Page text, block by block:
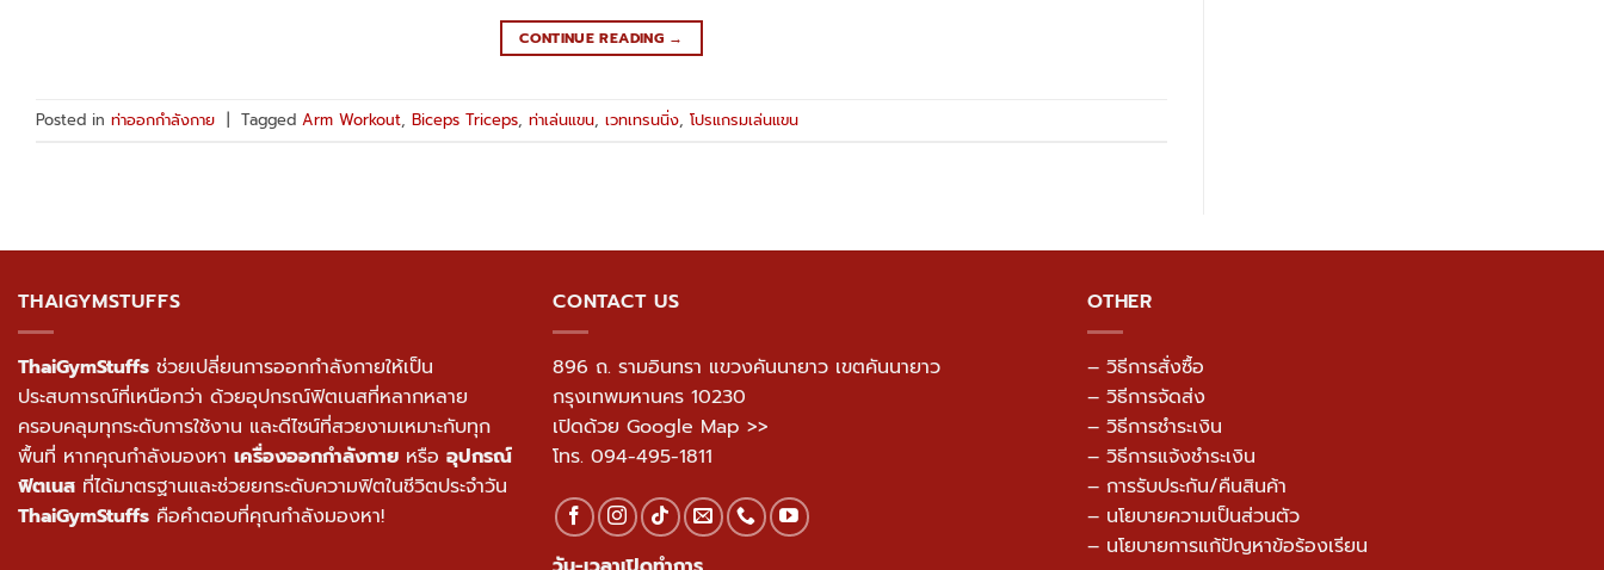
CONTINUE READING →
Posted in ท่าออกกำลังกาย | Tagged Arm Workout, Biceps Triceps, ท่าเล่นแขน, เวทเทรนนิ่ง, โปรแกรมเล่นแขน
THAIGYMSTUFFS
ThaiGymStuffs ช่วยเปลี่ยนการออกกำลังกายให้เป็น
ประสบการณ์ที่เหนือกว่า ด้วยอุปกรณ์ฟิตเนสที่หลากหลาย
ครอบคลุมทุกระดับการใช้งาน และดีไซน์ที่สวยงามเหมาะกับทุก
พื้นที่ หากคุณกำลังมองหา เครื่องออกกำลังกาย หรือ อุปกรณ์
ฟิตเนส ที่ได้มาตรฐานและช่วยยกระดับความฟิตในชีวิตประจำวัน
ThaiGymStuffs คือคำตอบที่คุณกำลังมองหา!
CONTACT US
896 ถ. รามอินทรา แขวงคันนายาว เขตคันนายาว
กรุงเทพมหานคร 10230
เปิดด้วย Google Map >>
โทร. 094-495-1811
OTHER
– วิธีการสั่งซื้อ
– วิธีการจัดส่ง
– วิธีการชำระเงิน
– วิธีการแจ้งชำระเงิน
– การรับประกัน/คืนสินค้า
– นโยบายความเป็นส่วนตัว
– นโยบายการแก้ปัญหาข้อร้องเรียน